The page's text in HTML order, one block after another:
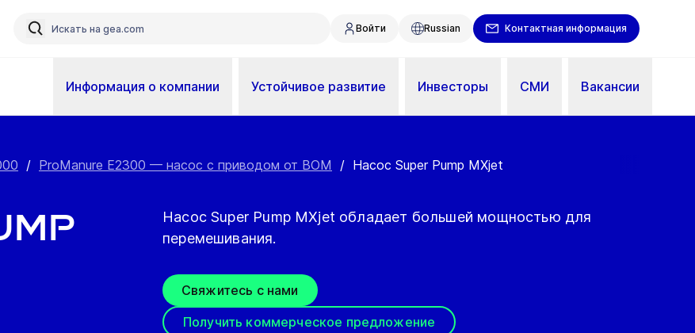
Войти Russian Контактная информация
Информация о компании Устойчивое развитие Инвесторы СМИ Вакансии
/ ProManure E2300 — насос с приводом от ВОМ / Насос Super Pump MXjet
Насос Super Pump MXjet обладает большей мощностью для
перемешивания.
Свяжитесь с нами
Получить коммерческое предложение